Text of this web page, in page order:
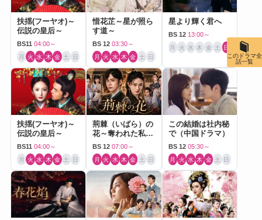
扶揺(フーヤオ)～
伝説の皇后～
BS11 04:00～
月 火 水 木 金 土 日
惜花芷～星が照ら
す道～
BS 12 03:30～
月 火 水 木 金 土 日
星より輝く君へ
BS 12 13:00～
月 火 水 木 金 土 日
扶揺(フーヤオ)～
伝説の皇后～
BS11 04:00～
月 火 水 木 金 土 日
荊棘（いばら）の
花～奪われた私～
（中国ドラマ）
BS 12 07:00～
月 火 水 木 金 土 日
この結婚は社内秘
で（中国ドラマ）
BS 12 05:30～
月 火 水 木 金 土 日
このドラマ全
話一覧